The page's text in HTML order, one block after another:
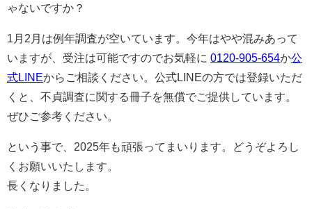
ゃないですか？
1月2月は例年調査が空いています。今年はやや混みあって
いますが、受注は可能ですのでお気軽に 0120-905-654か公
式LINEからご相談ください。公式LINEの方では登録いただ
くと、不貞調査に関する冊子を無償でご提供しています。
ぜひご参考ください。
という事で、2025年も頑張ってまいります。どうぞよろし
くお願いいたします。
長くなりました。